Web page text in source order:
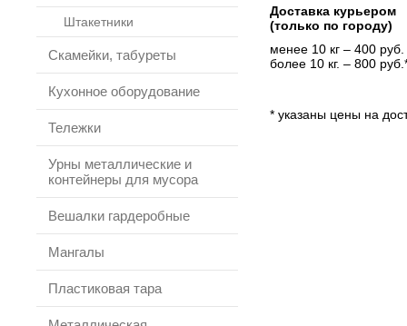
Штакетники
Скамейки, табуреты
Кухонное оборудование
Тележки
Урны металлические и
контейнеры для мусора
Вешалки гардеробные
Мангалы
Пластиковая тара
Доставка курьером
(только по городу)
менее 10 кг – 400 руб.
более 10 кг. – 800
* указаны цены на